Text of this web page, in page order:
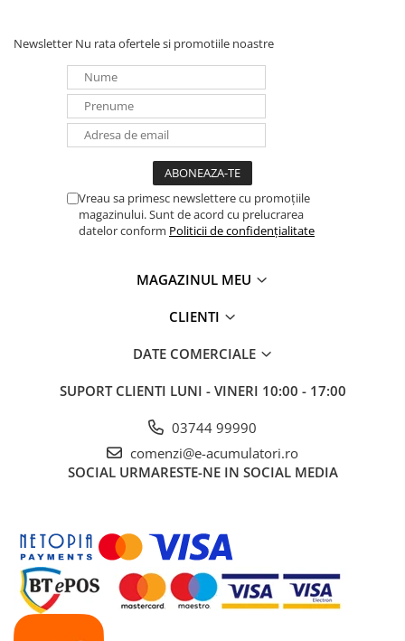
Stabilizatoare Tensiune
PDUs unitati de distributie a
energiei electrice
Cabinete baterii
Acumulatori UPS
Accesorii
Frigidere portabile
Intrerupatoare si prize
Dulapuri pentru cablare
Tablouri electrice
Laptop & PC accesorii, baterii,
cabluri USB, prelungitoare USB
Cablu de date si Adaptoare
Solutii solare portabile
Lichidare de stoc
Newsletter Nu rata ofertele si promotiile noastre
Vreau sa primesc newslettere cu promoțiile
magazinului. Sunt de acord cu prelucrarea
datelor conform Politicii de confidențialitate
MAGAZINUL MEU
CLIENTI
DATE COMERCIALE
SUPORT CLIENTI LUNI - VINERI 10:00 - 17:00
03744 99990
comenzi@e-acumulatori.ro
SOCIAL URMARESTE-NE IN SOCIAL MEDIA